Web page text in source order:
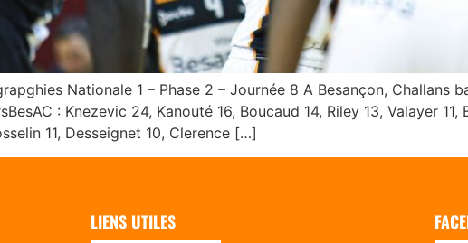
Nationale 1 – Phase 2 – Journée 8 A Besançon, Challans
: Knezevic 24, Kanouté 16, Boucaud 14, Riley 13, Valayer 11,
11, Desseignet 10, Clerence […]
LIENS UTILES